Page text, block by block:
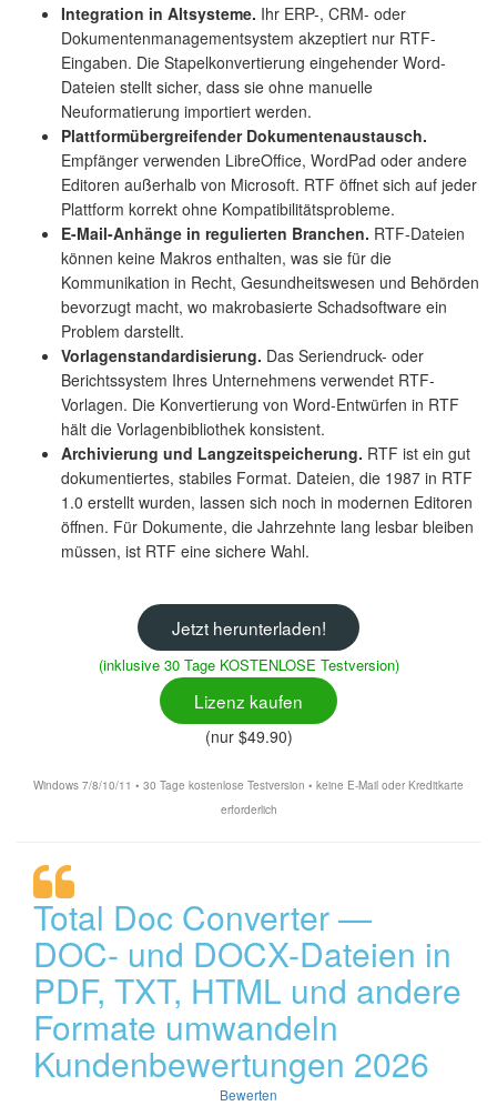
Integration in Altsysteme. Ihr ERP-, CRM- oder
Dokumentenmanagementsystem akzeptiert nur RTF-
Eingaben. Die Stapelkonvertierung eingehender Word-
Dateien stellt sicher, dass sie ohne manuelle
Neuformatierung importiert werden.
Plattformübergreifender Dokumentenaustausch.
Empfänger verwenden LibreOffice, WordPad oder andere
Editoren außerhalb von Microsoft. RTF öffnet sich auf jeder
Plattform korrekt ohne Kompatibilitätsprobleme.
E-Mail-Anhänge in regulierten Branchen. RTF-Dateien
können keine Makros enthalten, was sie für die
Kommunikation in Recht, Gesundheitswesen und Behörden
bevorzugt macht, wo makrobasierte Schadsoftware ein
Problem darstellt.
Vorlagenstandardisierung. Das Seriendruck- oder
Berichtssystem Ihres Unternehmens verwendet RTF-
Vorlagen. Die Konvertierung von Word-Entwürfen in RTF
hält die Vorlagenbibliothek konsistent.
Archivierung und Langzeitspeicherung. RTF ist ein gut
dokumentiertes, stabiles Format. Dateien, die 1987 in RTF
1.0 erstellt wurden, lassen sich noch in modernen Editoren
öffnen. Für Dokumente, die Jahrzehnte lang lesbar bleiben
müssen, ist RTF eine sichere Wahl.
Jetzt herunterladen!
(inklusive 30 Tage KOSTENLOSE Testversion)
Lizenz kaufen
(nur $49.90)
Windows 7/8/10/11 • 30 Tage kostenlose Testversion • keine E-Mail oder Kreditkarte
erforderlich
Total Doc Converter —
DOC- und DOCX-Dateien in
PDF, TXT, HTML und andere
Formate umwandeln
Kundenbewertungen 2026
Bewerten